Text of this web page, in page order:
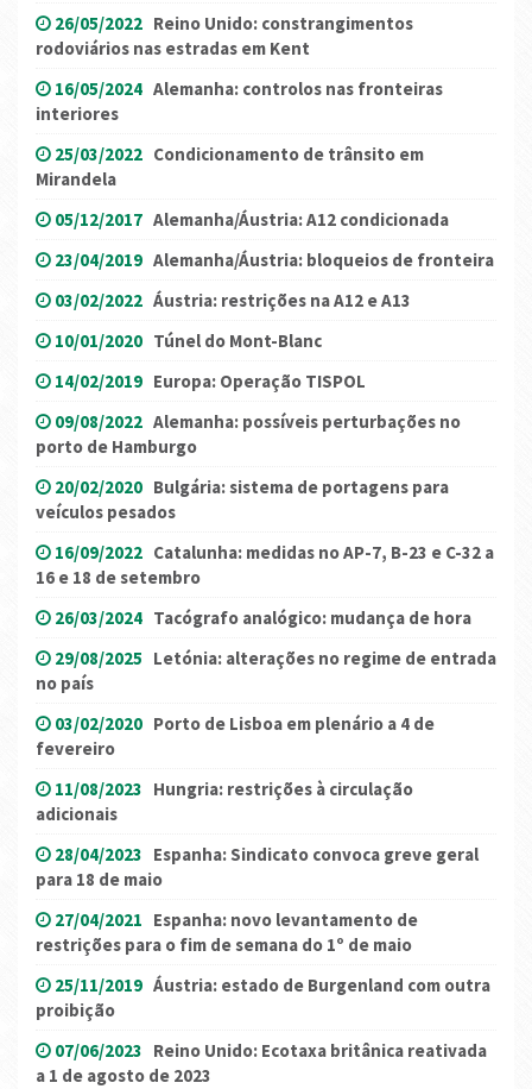
26/05/2022 Reino Unido: constrangimentos
rodoviários nas estradas em Kent
16/05/2024 Alemanha: controlos nas fronteiras
interiores
25/03/2022 Condicionamento de trânsito em
Mirandela
05/12/2017 Alemanha/Áustria: A12 condicionada
23/04/2019 Alemanha/Áustria: bloqueios de fronteira
03/02/2022 Áustria: restrições na A12 e A13
10/01/2020 Túnel do Mont-Blanc
14/02/2019 Europa: Operação TISPOL
09/08/2022 Alemanha: possíveis perturbações no
porto de Hamburgo
20/02/2020 Bulgária: sistema de portagens para
veículos pesados
16/09/2022 Catalunha: medidas no AP-7, B-23 e C-32 a
16 e 18 de setembro
26/03/2024 Tacógrafo analógico: mudança de hora
29/08/2025 Letónia: alterações no regime de entrada
no país
03/02/2020 Porto de Lisboa em plenário a 4 de
fevereiro
11/08/2023 Hungria: restrições à circulação
adicionais
28/04/2023 Espanha: Sindicato convoca greve geral
para 18 de maio
27/04/2021 Espanha: novo levantamento de
restrições para o fim de semana do 1º de maio
25/11/2019 Áustria: estado de Burgenland com outra
proibição
07/06/2023 Reino Unido: Ecotaxa britânica reativada
a 1 de agosto de 2023